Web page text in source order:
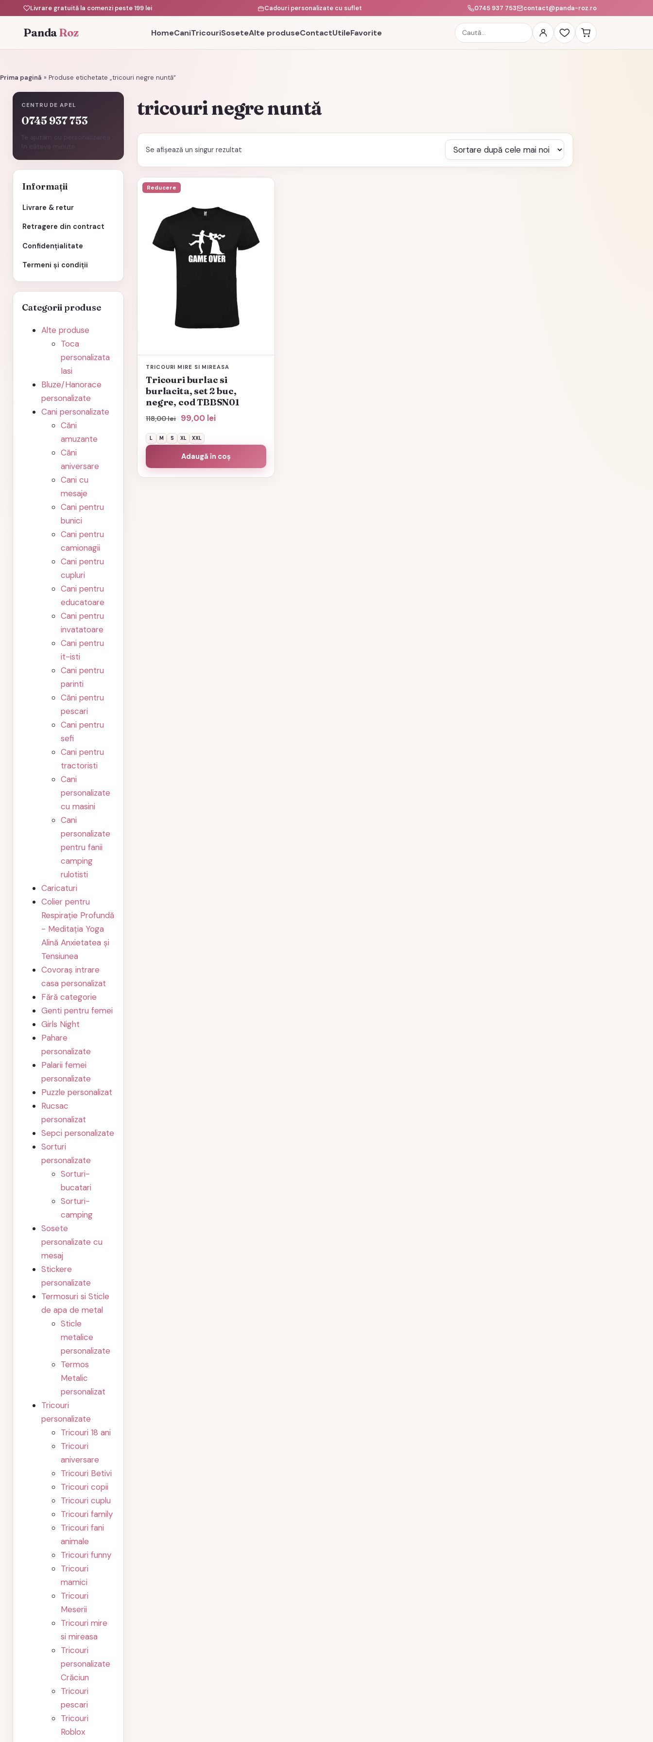
Livrare gratuită la comenzi peste 199 lei Cadouri personalizate cu suflet 0745 937 753 contact@panda-roz.ro
PandaRoz HomeCaniTricouriSoseteAlte produseContactUtileFavorite
Caută
produse
Prima pagină » Produse etichetate „tricouri negre nuntă”
CENTRU DE APEL
0745 937 753
Te ajutăm cu personalizarea
în câteva minute.
Informații
Livrare & retur
Retragere din contract
Confidențialitate
Termeni și condiții
Categorii produse
Alte produse
Toca
personalizata
Iasi
Bluze/Hanorace
personalizate
Cani personalizate
Căni
amuzante
Căni
aniversare
Cani cu
mesaje
Cani pentru
bunici
Cani pentru
camionagii
Cani pentru
cupluri
Cani pentru
educatoare
Cani pentru
invatatoare
Cani pentru
it-isti
Cani pentru
parinti
Căni pentru
pescari
Cani pentru
sefi
Cani pentru
tractoristi
Cani
personalizate
cu masini
Cani
personalizate
pentru fanii
camping
rulotisti
Caricaturi
Colier pentru
Respirație Profundă
- Meditația Yoga
Alină Anxietatea și
Tensiunea
Covoraș intrare
casa personalizat
Fără categorie
Genti pentru femei
Girls Night
Pahare
personalizate
Palarii femei
personalizate
Puzzle personalizat
Rucsac
personalizat
Sepci personalizate
Sorturi
personalizate
Sorturi-
bucatari
Sorturi-
camping
Sosete
personalizate cu
mesaj
Stickere
personalizate
Termosuri si Sticle
de apa de metal
Sticle
metalice
personalizate
Termos
Metalic
personalizat
Tricouri
personalizate
Tricouri 18 ani
Tricouri
aniversare
Tricouri Betivi
Tricouri copii
Tricouri cuplu
Tricouri family
Tricouri fani
animale
Tricouri funny
Tricouri
mamici
Tricouri
Meserii
Tricouri mire
si mireasa
Tricouri
personalizate
Crăciun
Tricouri
pescari
Tricouri
Roblox
tricouri negre nuntă
Se afișează un singur rezultat
Reducere
TRICOURI MIRE SI MIREASA
Tricouri burlac si
burlacita, set 2 buc,
negre, cod TBBSN01
118,00lei
Prețul
a
118,00 lei.
99,00 leiPrețul
L M S XL XXL
Adaugă în coș
Acest
multe
variații.